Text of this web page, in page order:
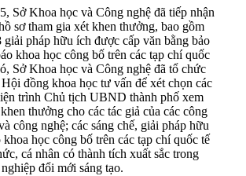
Sở Khoa học và Công nghệ đã tiếp nhận
sơ tham gia xét khen thưởng, bao gồm
giải pháp hữu ích được cấp văn bằng bảo
khoa học công bố trên các tạp chí quốc
Sở Khoa học và Công nghệ đã tổ chức
đồng khoa học tư vấn để xét chọn các
trình Chủ tịch UBND thành phố xem
thưởng cho các tác giả của các công
công nghệ; các sáng chế, giải pháp hữu
khoa học công bố trên các tạp chí quốc tế
cá nhân có thành tích xuất sắc trong
đổi mới sáng tạo.